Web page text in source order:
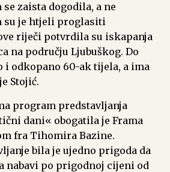
zaista dogodila, a ne
su je htjeli proglasiti
riječi potvrdila su iskapanja
na području Ljubuškog. Do
i odkopano 60-ak tijela, a ima
Stojić.
program predstavljanja
dani« obogatila je Frama
fra Tihomira Bazine.
bila je ujedno prigoda da
nabavi po prigodnoj cijeni od